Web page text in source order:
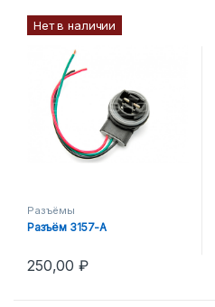
Нет в наличии
Разъёмы
Разъём 3157-A
250,00₽